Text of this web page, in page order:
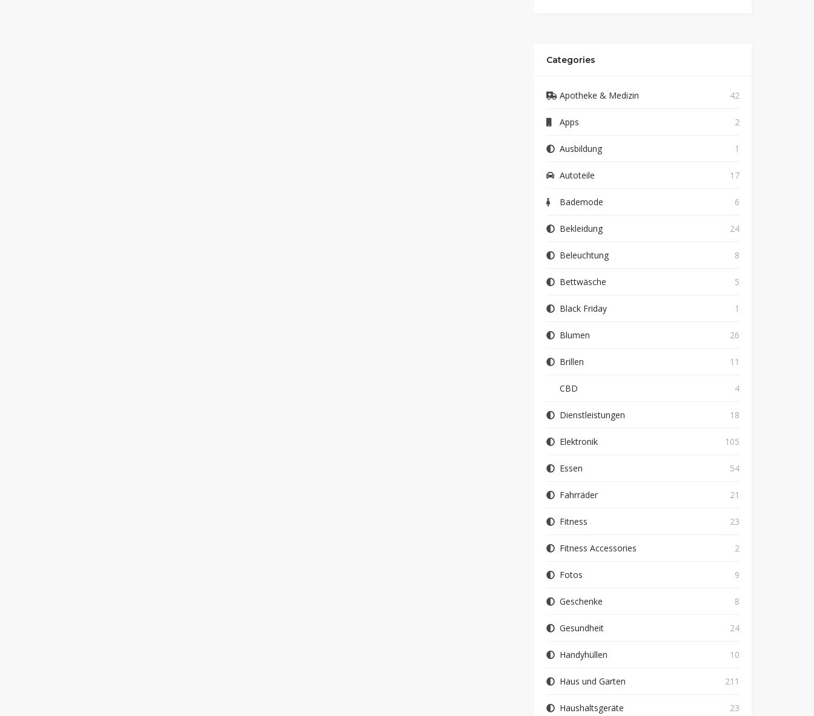
Categories
Apotheke & Medizin 42
Apps 2
Ausbildung 1
Autoteile 17
Bademode 6
Bekleidung 24
Beleuchtung 8
Bettwäsche 5
Black Friday 1
Blumen 26
Brillen 11
CBD 4
Dienstleistungen 18
Elektronik 105
Essen 54
Fahrräder 21
Fitness 23
Fitness Accessories 2
Fotos 9
Geschenke 8
Gesundheit 24
Handyhüllen 10
Haus und Garten 211
Haushaltsgeräte 23